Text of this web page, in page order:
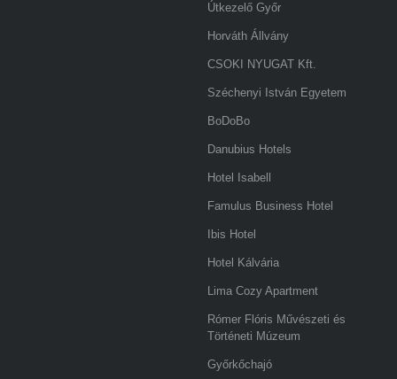
Útkezelő Győr
Horváth Állvány
CSOKI NYUGAT Kft.
Széchenyi István Egyetem
BoDoBo
Danubius Hotels
Hotel Isabell
Famulus Business Hotel
Ibis Hotel
Hotel Kálvária
Lima Cozy Apartment
Rómer Flóris Művészeti és
Történeti Múzeum
Győrkőchajó